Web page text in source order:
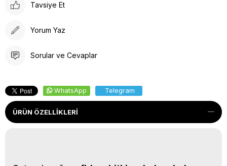
Tavsiye Et
Yorum Yaz
Sorular ve Cevaplar
WhatsApp Telegram
ÜRÜN ÖZELLIKLERI